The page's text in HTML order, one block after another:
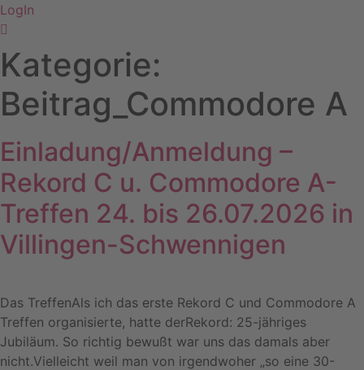
LogIn
Kategorie:
Beitrag_Commodore A
Einladung/Anmeldung –
Rekord C u. Commodore A-
Treffen 24. bis 26.07.2026 in
Villingen-Schwennigen
Das TreffenAls ich das erste Rekord C und Commodore A
Treffen organisierte, hatte derRekord: 25-jähriges
Jubiläum. So richtig bewußt war uns das damals aber
nicht.Vielleicht weil man von irgendwoher „so eine 30-